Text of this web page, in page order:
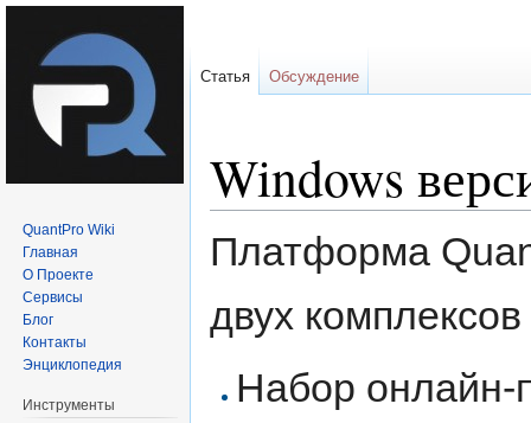
навигации
поиску
Windows
Платформа
двух
Набор онлайн-
Статья Обсуждение
QuantPro Wiki
Главная
О Проекте
Сервисы
Блог
Контакты
Энциклопедия
Инструменты